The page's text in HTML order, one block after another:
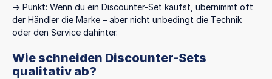
→ Punkt: Wenn du ein Discounter-Set kaufst, übernimmt oft
der Händler die Marke – aber nicht unbedingt die Technik
oder den Service dahinter.
Wie schneiden Discounter-Sets
qualitativ ab?